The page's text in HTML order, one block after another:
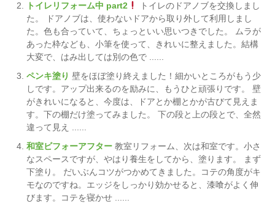
トイレリフォーム中 part2
トイレのドアノブを交換しまし
た。 ドアノブは、使わないドアから取り外して利用しまし
た。色も合っていて、ちょっといい思いつきでした。 ムラが
あった枠なども、小筆を使って、きれいに整えました。結構
大変で、はみ出しては別の色で ......
ペンキ塗り壁をほぼ塗り終えました！細かいところがもう少
しです。アップ出来るのを励みに、もうひと頑張りです。 壁
がきれいになると、今度は、ドアとか棚とかが古びて見えま
す。下の棚だけ塗ってみました。 下の段と上の段とで、全然
違って見え ......
和室ビフォーアフター教室リフォーム、次は和室です。小さ
なスペースですが、やはり養生をしてから、塗ります。 まず
下塗り。 だいぶんコツがつかめてきました。コテの角度がキ
モなのですね。エッジをしっかり効かせると、漆喰がよく伸
びます。コテを寝かせ ......